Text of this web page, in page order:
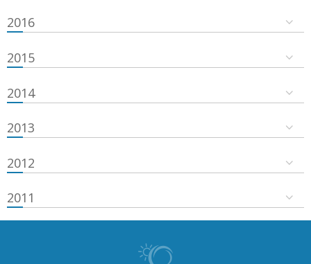
2016
2015
2014
2013
2012
2011